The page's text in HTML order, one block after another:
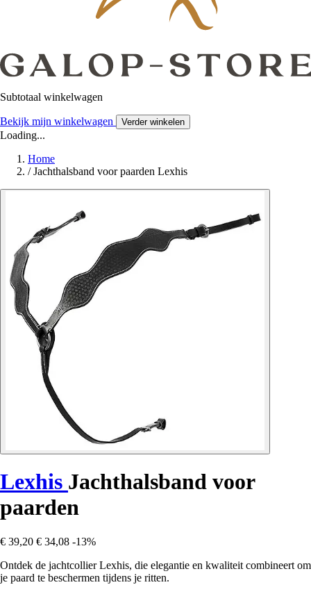
Subtotaal winkelwagen
Bekijk mijn winkelwagen Verder winkelen
Loading...
Home
/ Jachthalsband voor paarden Lexhis
Lexhis Jachthalsband voor
paarden
€ 39,20 € 34,08 -13%
Ontdek de jachtcollier Lexhis, die elegantie en kwaliteit combineert om
je paard te beschermen tijdens je ritten.